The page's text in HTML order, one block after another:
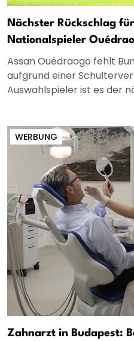
Nächster Rückschlag
Nationalspieler
Assan Ouédraogo fehlt
aufgrund einer
Auswahlspieler ist es der
WERBUNG
Zahnarzt in Budapest: